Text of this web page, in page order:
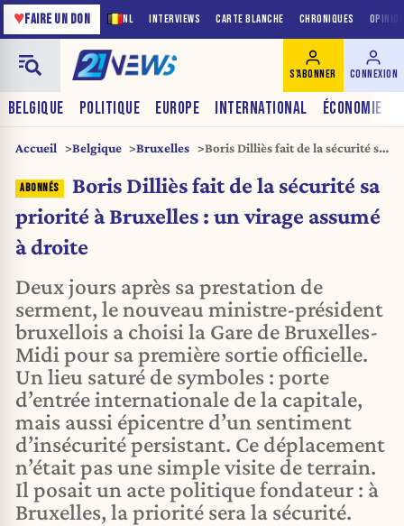
NL INTERVIEWS CARTE BLANCHE CHRONIQUES
♥FAIRE UN DON
BELGIQUE POLITIQUE EUROPE INTERNATIONAL ÉCONOMIE
S'ABONNER CONNEXION
Accueil Belgique Bruxelles
Boris Dilliès fait de la sécurité sa
assumé à droite
Boris Dilliès fait de la sécurité sa
priorité à Bruxelles : un virage assumé
à droite
Deux jours après sa prestation de
serment, le nouveau ministre-président
bruxellois a choisi la Gare de Bruxelles-
Midi pour sa première sortie officielle.
Un lieu saturé de symboles : porte
d’entrée internationale de la capitale,
mais aussi épicentre d’un sentiment
d’insécurité persistant. Ce déplacement
n’était pas une simple visite de terrain.
Il posait un acte politique fondateur : à
Bruxelles, la priorité sera la sécurité.